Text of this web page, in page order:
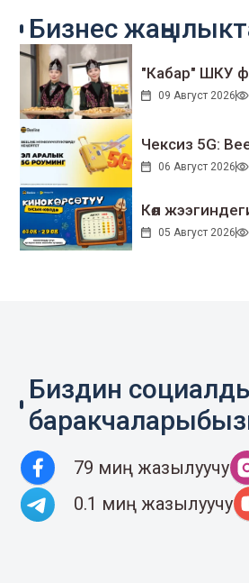
Бизнес
"Кабар" ШКУ
09 Август 2026
Чексиз 5G:
06 Август 2026
Көл
05 Август 2026
Биздин
79 миң жазылуучу
0.1 миң жазылуучу